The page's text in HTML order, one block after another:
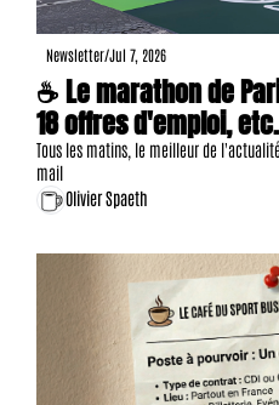
Newsletter/Jul 7, 2026
☕ Le marathon de
18 offres d'emploi, etc.
Tous les matins, le meilleur de
mail
Olivier Spaeth